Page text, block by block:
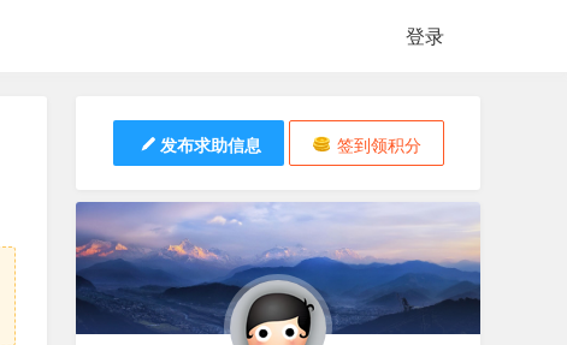
登录
发布求助信息 签到领积分